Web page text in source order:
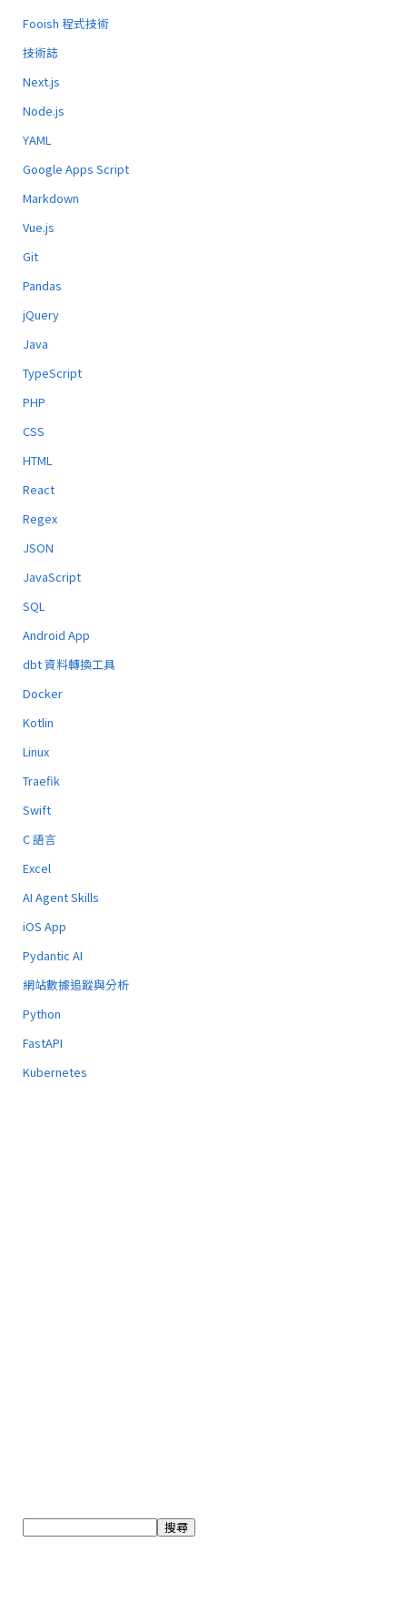
Fooish 程式技術
技術誌
Next.js
Node.js
YAML
Google Apps Script
Markdown
Vue.js
Git
Pandas
jQuery
Java
TypeScript
PHP
CSS
HTML
React
Regex
JSON
JavaScript
SQL
Android App
dbt 資料轉換工具
Docker
Kotlin
Linux
Traefik
Swift
C 語言
Excel
AI Agent Skills
iOS App
Pydantic AI
網站數據追蹤與分析
Python
FastAPI
Kubernetes